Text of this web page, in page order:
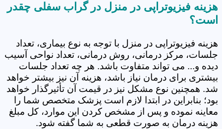
هزینه فیزیوتراپی در منزل در گراب سفلی چقدر
است؟
هزینه فیزیوتراپی در منزل با توجه به نوع بیماری، تعداد
جلسات، مرکز درمانی، روش درمانی، تعداد نواحی آسیب
دیده و... می تواند متفاوت باشد. هر چه تعداد جلسات
بیشتری برای درمان نیاز باشد، هزینه آن نیز بیشتر خواهد
شد. همچنین نوع مشکل نیز در قیمت آن تأثیرگذار خواهد
بود؛ بنابراین در ابتدا لازم است پزشک متخصص شما را
معاینه نموده و پس از مشخص کردن این موارد، کل مبلغ
هزینه درمان به صورت قطعی به شما گفته شود.